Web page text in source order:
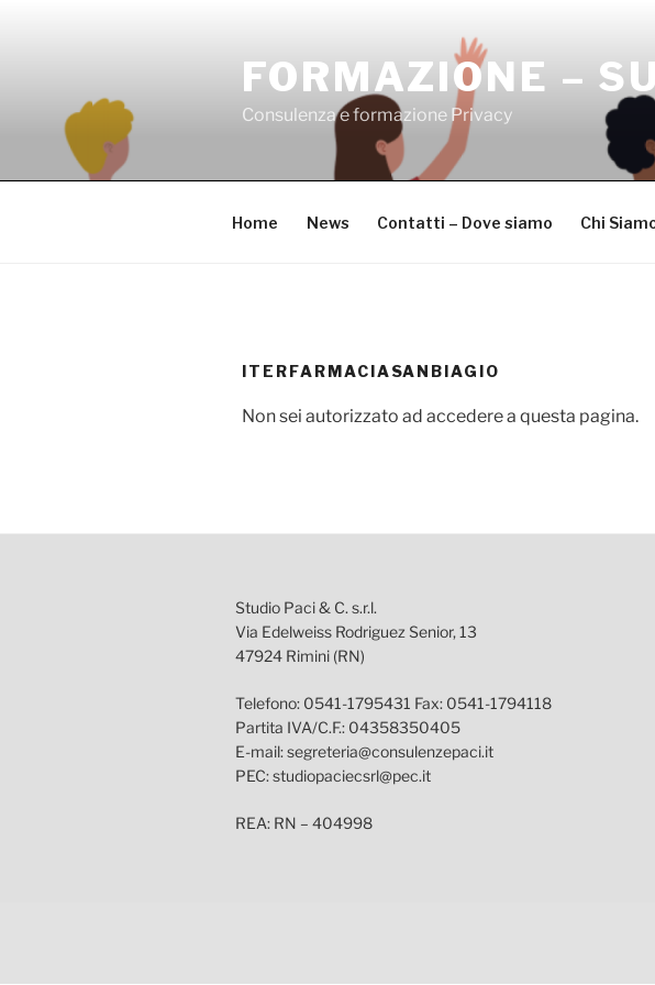
FORMAZIONE –
Consulenza e formazione Privacy
Home News Contatti – Dove siamo Chi
ITERFARMACIASANBIAGIO
Non sei autorizzato ad accedere a questa pagina.
Studio Paci & C. s.r.l.
Via Edelweiss Rodriguez Senior, 13
47924 Rimini (RN)
Telefono: 0541-1795431 Fax: 0541-1794118
Partita IVA/C.F.: 04358350405
E-mail: segreteria@consulenzepaci.it
PEC: studiopaciecsrl@pec.it
REA: RN – 404998